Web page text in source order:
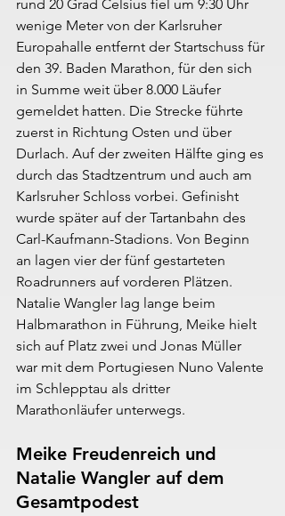
rund 20 Grad Celsius fiel um 9:30 Uhr
wenige Meter von der Karlsruher
Europahalle entfernt der Startschuss für
den 39. Baden Marathon, für den sich
in Summe weit über 8.000 Läufer
gemeldet hatten. Die Strecke führte
zuerst in Richtung Osten und über
Durlach. Auf der zweiten Hälfte ging es
durch das Stadtzentrum und auch am
Karlsruher Schloss vorbei. Gefinisht
wurde später auf der Tartanbahn des
Carl-Kaufmann-Stadions. Von Beginn
an lagen vier der fünf gestarteten
Roadrunners auf vorderen Plätzen.
Natalie Wangler lag lange beim
Halbmarathon in Führung, Meike hielt
sich auf Platz zwei und Jonas Müller
war mit dem Portugiesen Nuno Valente
im Schlepptau als dritter
Marathonläufer unterwegs.
Meike Freudenreich und
Natalie Wangler auf dem
Gesamtpodest